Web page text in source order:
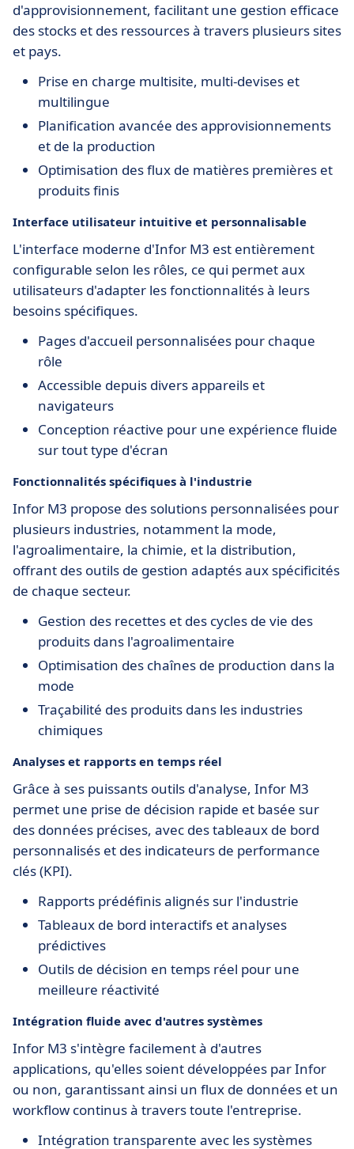
d'approvisionnement, facilitant une gestion efficace
des stocks et des ressources à travers plusieurs sites
et pays.
Prise en charge multisite, multi-devises et
multilingue
Planification avancée des approvisionnements
et de la production
Optimisation des flux de matières premières et
produits finis
Interface utilisateur intuitive et personnalisable
L'interface moderne d'Infor M3 est entièrement
configurable selon les rôles, ce qui permet aux
utilisateurs d'adapter les fonctionnalités à leurs
besoins spécifiques.
Pages d'accueil personnalisées pour chaque
rôle
Accessible depuis divers appareils et
navigateurs
Conception réactive pour une expérience fluide
sur tout type d'écran
Fonctionnalités spécifiques à l'industrie
Infor M3 propose des solutions personnalisées pour
plusieurs industries, notamment la mode,
l'agroalimentaire, la chimie, et la distribution,
offrant des outils de gestion adaptés aux spécificités
de chaque secteur.
Gestion des recettes et des cycles de vie des
produits dans l'agroalimentaire
Optimisation des chaînes de production dans la
mode
Traçabilité des produits dans les industries
chimiques
Analyses et rapports en temps réel
Grâce à ses puissants outils d'analyse, Infor M3
permet une prise de décision rapide et basée sur
des données précises, avec des tableaux de bord
personnalisés et des indicateurs de performance
clés (KPI).
Rapports prédéfinis alignés sur l'industrie
Tableaux de bord interactifs et analyses
prédictives
Outils de décision en temps réel pour une
meilleure réactivité
Intégration fluide avec d'autres systèmes
Infor M3 s'intègre facilement à d'autres
applications, qu'elles soient développées par Infor
ou non, garantissant ainsi un flux de données et un
workflow continus à travers toute l'entreprise.
Intégration transparente avec les systèmes